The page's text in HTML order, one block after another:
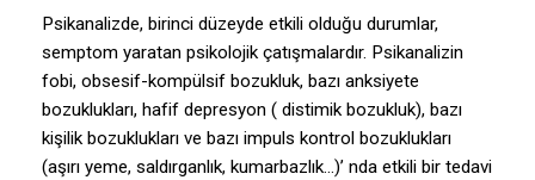
Psikanalizde, birinci düzeyde etkili olduğu durumlar,
semptom yaratan psikolojik çatışmalardır. Psikanalizin
fobi, obsesif-kompülsif bozukluk, bazı anksiyete
bozuklukları, hafif depresyon ( distimik bozukluk), bazı
kişilik bozuklukları ve bazı impuls kontrol bozuklukları
(aşırı yeme, saldırganlık, kumarbazlık…)’ nda etkili bir tedavi